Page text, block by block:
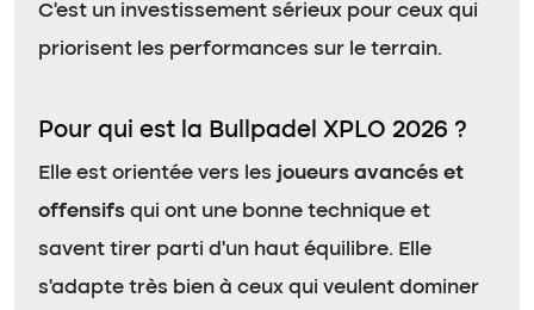
C’est un investissement sérieux pour ceux qui
priorisent les performances sur le terrain.
Pour qui est la Bullpadel XPLO 2026 ?
Elle est orientée vers les joueurs avancés et
offensifs qui ont une bonne technique et
savent tirer parti d’un haut équilibre. Elle
s’adapte très bien à ceux qui veulent dominer